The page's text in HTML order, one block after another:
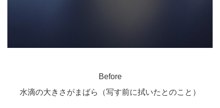
Before
水滴の大きさがまばら（写す前に拭いたとのこと）